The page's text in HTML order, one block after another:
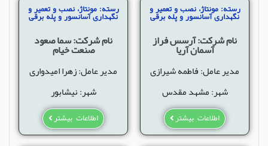
رسته: مونتاژ، نصب و تعمیر و
نگهداری آسانسور و پله برقی
نام شرکت: آرسس فراز
آسمان آریا
مدیر عامل: فاطمه شیرازی
شهر: مشهد مقدس
اطلاعات بیشتر
رسته: مونتاژ، نصب و تعمیر و
نگهداری آسانسور و پله برقی
نام شرکت: سما صعود
صنعت خیام
مدیر عامل: زهرا امیدواری
شهر: نیشابور
اطلاعات بیشتر